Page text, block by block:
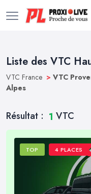
Liste des VTC
VTC France > VTC
Alpes
Résultat : 1 VTC
TOP 4 PLACES